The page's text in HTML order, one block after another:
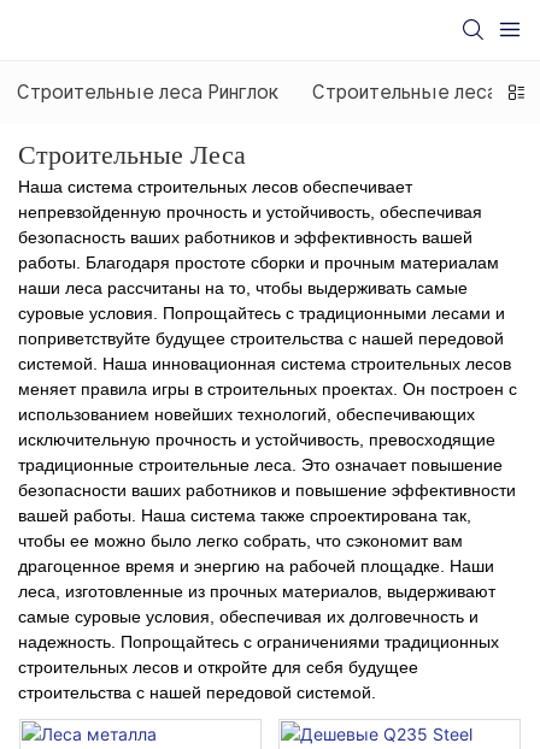
Строительные леса Ринглок Строительные леса
Строительные Леса
Наша система строительных лесов обеспечивает
непревзойденную прочность и устойчивость, обеспечивая
безопасность ваших работников и эффективность вашей
работы. Благодаря простоте сборки и прочным материалам
наши леса рассчитаны на то, чтобы выдерживать самые
суровые условия. Попрощайтесь с традиционными лесами и
поприветствуйте будущее строительства с нашей передовой
системой. Наша инновационная система строительных лесов
меняет правила игры в строительных проектах. Он построен с
использованием новейших технологий, обеспечивающих
исключительную прочность и устойчивость, превосходящие
традиционные строительные леса. Это означает повышение
безопасности ваших работников и повышение эффективности
вашей работы. Наша система также спроектирована так,
чтобы ее можно было легко собрать, что сэкономит вам
драгоценное время и энергию на рабочей площадке. Наши
леса, изготовленные из прочных материалов, выдерживают
самые суровые условия, обеспечивая их долговечность и
надежность. Попрощайтесь с ограничениями традиционных
строительных лесов и откройте для себя будущее
строительства с нашей передовой системой.